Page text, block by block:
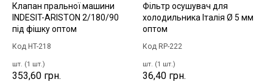
Клапан пральної машини
INDESIT-ARISTON 2/180/90
під фішку оптом
Код HT-218
шт. (1 шт.)
353,60 грн.
Фільтр осушувач для
холодильника Італія Ø 5 мм
оптом
Код RP-222
шт. (1 шт.)
36,40 грн.